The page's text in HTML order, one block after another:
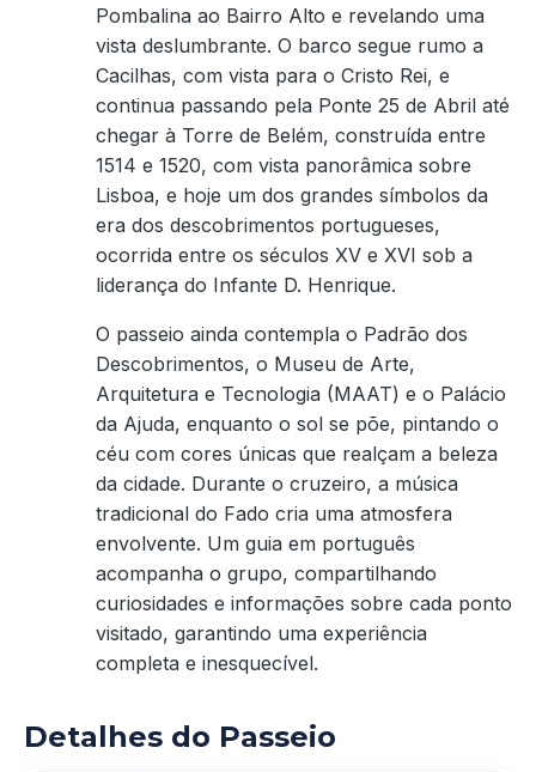
Pombalina ao Bairro Alto e revelando uma
vista deslumbrante. O barco segue rumo a
Cacilhas, com vista para o Cristo Rei, e
continua passando pela Ponte 25 de Abril até
chegar à Torre de Belém, construída entre
1514 e 1520, com vista panorâmica sobre
Lisboa, e hoje um dos grandes símbolos da
era dos descobrimentos portugueses,
ocorrida entre os séculos XV e XVI sob a
liderança do Infante D. Henrique.
O passeio ainda contempla o Padrão dos
Descobrimentos, o Museu de Arte,
Arquitetura e Tecnologia (MAAT) e o Palácio
da Ajuda, enquanto o sol se põe, pintando o
céu com cores únicas que realçam a beleza
da cidade. Durante o cruzeiro, a música
tradicional do Fado cria uma atmosfera
envolvente. Um guia em português
acompanha o grupo, compartilhando
curiosidades e informações sobre cada ponto
visitado, garantindo uma experiência
completa e inesquecível.
Detalhes do Passeio